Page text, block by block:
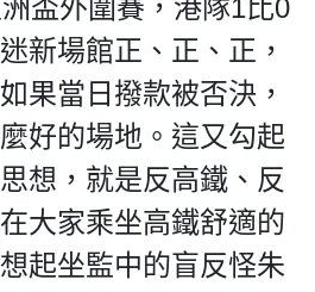
盃外圍賽，港隊1比0
新場館正、正、正，
果當日撥款被否決，
好的場地。這又勾起
想，就是反高鐵、反
大家乘坐高鐵舒適的
起坐監中的盲反怪朱